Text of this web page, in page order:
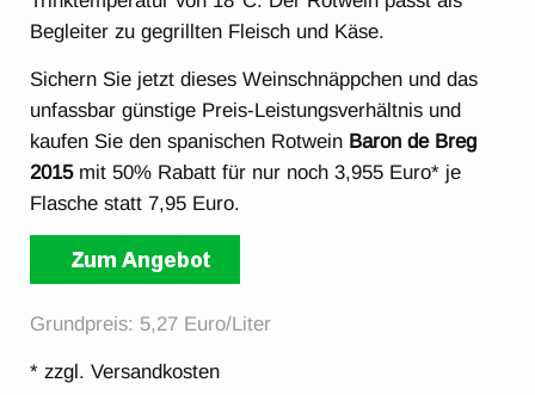
Begleiter zu gegrillten Fleisch und Käse.
Sichern Sie jetzt dieses Weinschnäppchen und das
unfassbar günstige Preis-Leistungsverhältnis und
kaufen Sie den spanischen Rotwein Baron de Breg
2015mit 50% Rabatt für nur noch 3,955 Euro* je
Flasche statt 7,95 Euro.
Grundpreis: 5,27 Euro/Liter
* zzgl. Versandkosten